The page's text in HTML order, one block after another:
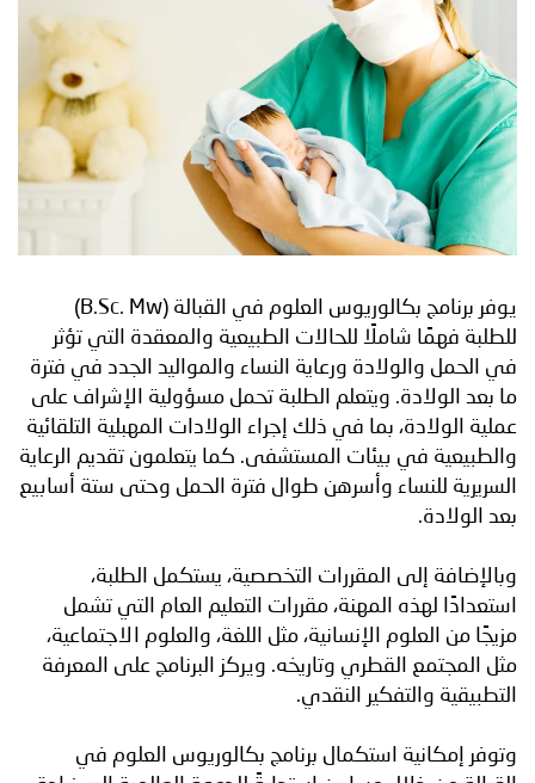
يوفر برنامج بكالوريوس العلوم في القبالة (B.Sc. Mw)
للطلبة فهمًا شاملًا للحالات الطبيعية والمعقدة التي تؤثر
في الحمل والولادة ورعاية النساء والمواليد الجدد في فترة
ما بعد الولادة. ويتعلم الطلبة تحمل مسؤولية الإشراف على
عملية الولادة، بما في ذلك إجراء الولادات المهبلية التلقائية
والطبيعية في بيئات المستشفى. كما يتعلمون تقديم الرعاية
السريرية للنساء وأسرهن طوال فترة الحمل وحتى ستة أسابيع
بعد الولادة.
وبالإضافة إلى المقررات التخصصية، يستكمل الطلبة،
استعدادًا لهذه المهنة، مقررات التعليم العام التي تشمل
مزيجًا من العلوم الإنسانية، مثل اللغة، والعلوم الاجتماعية،
مثل المجتمع القطري وتاريخه. ويركز البرنامج على المعرفة
التطبيقية والتفكير النقدي.
وتوفر إمكانية استكمال برنامج بكالوريوس العلوم في